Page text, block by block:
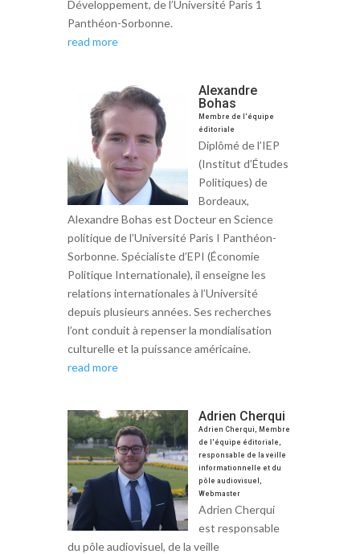
Développement, de l’Université Paris 1
Panthéon-Sorbonne.
read more
Alexandre
Bohas
Membre de l'équipe
éditoriale
Diplômé de l’IEP
(Institut d’Études
Politiques) de
Bordeaux,
Alexandre Bohas est Docteur en Science
politique de l’Université Paris I Panthéon-
Sorbonne. Spécialiste d’EPI (Économie
Politique Internationale), il enseigne les
relations internationales à l’Université
depuis plusieurs années. Ses recherches
l’ont conduit à repenser la mondialisation
culturelle et la puissance américaine.
read more
Adrien Cherqui
Adrien Cherqui, Membre
de l'équipe éditoriale,
responsable de la veille
informationnelle et du
pôle audiovisuel,
Webmaster
Adrien Cherqui
est responsable
du pôle audiovisuel, de la veille